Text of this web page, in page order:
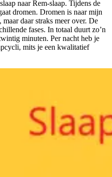
naar Rem-slaap. Tijdens de
dromen. Dromen is naar mijn
daar straks meer over. De
fases. In totaal duurt zo’n
minuten. Per nacht heb je
mits je een kwalitatief